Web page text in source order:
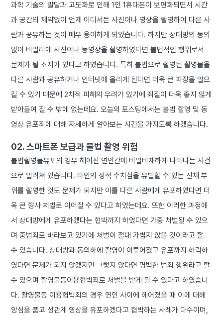
과학 기술의 발달과 고도화로 인해 1인 1휴대폰이 보편화되면서 시간
과 공간의 제약없이 언제 어디서든 사진이나 영상을 촬영하여 다른 사
람과 공유하는 것이 매우 용이하게 되었습니다. 하지만 상대방의 동의
없이 비밀리에 사진이나 동영상을 촬영하였다면 불법적인 행위로서
문제가 될 소지가 있다고 하였습니다. 특히 불법으로 촬영된 촬영물을
다른 사람과 공유하거나 인터넷에 올리게 된다면 더욱 큰 파장을 일으
킬 수 있기 때문에 2차적 피해의 우려가 있기에 죄질이 더욱 좋지 않게
받아들여 질 수 밖에 없는데요. 오늘의 포스팅에서는 불법 촬영 및 동
영상 유포죄에 대해 자세하게 알아보는 시간을 가지도록 하겠습니다.
02. 스마트폰 보급과 불법 촬영 위험
불법촬영물유포의 경우 헤어진 연인간에 비일비재하게 나타나는 사건
으로 알려져 있습니다. 타인의 성적 수치심을 유발할 수 있는 신체 부
위를 촬영한 것도 문제가 되지만 이를 다른 사람에게 유포하였다면 더
욱 큰 형사 처벌로 이어질 수 있다고 하였는데요. 또한 이러한 과정에
서 상대방에게 유포하겠다는 협박까지 하였다면 가중 처벌될 수 있으
며 중범죄로 바라보고 있기에 처벌이 절대 가볍지 않을 것이라고 할
수 있습니다. 상대방과 동의하에 촬영이 이루어졌고 유포까지 허락하
였다면 문제가 되지 않겠지만 그렇지 않다면 명백한 범죄 행위라고 할
수 있으며 촬영물등이용협박죄로 처벌을 받게 될 수 있다고 하였습니
다. 촬영물등 이용협박죄의 경우 연인 사이에 헤어졌을 때 이에 대해
앙심을 품고 성관계 영상을 유포하겠다고 협박하는 사례가 다수이며,